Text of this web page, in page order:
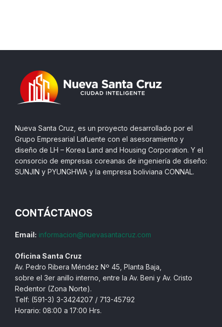
Nueva Santa Cruz, es un proyecto desarrollado por el
Grupo Empresarial Lafuente con el asesoramiento y
diseño de LH – Korea Land and Housing Corporation. Y el
consorcio de empresas coreanas de ingeniería de diseño:
SUNJIN y PYUNGHWA y la empresa boliviana CONNAL.
CONTÁCTANOS
Email: informacion@nuevasantacruz.com
Oficina Santa Cruz
Av. Pedro Ribera Méndez Nº 45, Planta Baja,
sobre el 3er anillo interno, entre la Av. Beni y Av. Cristo
Redentor (Zona Norte).
Telf: (591-3) 3-3424207 / 713-45792
Horario: 08:00 a 17:00 Hrs.